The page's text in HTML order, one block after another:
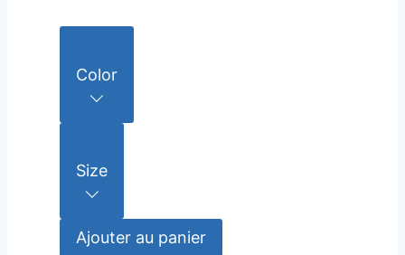
Color
Size
Ajouter au panier